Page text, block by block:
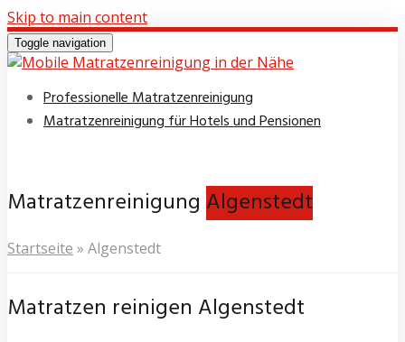
Skip to main content
Toggle navigation
Professionelle Matratzenreinigung
Matratzenreinigung für Hotels und Pensionen
Matratzenreinigung Algenstedt
Startseite » Algenstedt
Matratzen reinigen Algenstedt